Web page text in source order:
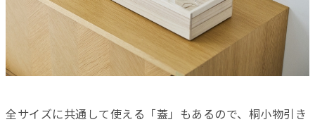
全サイズに共通して使える「蓋」もあるので、桐小物引き